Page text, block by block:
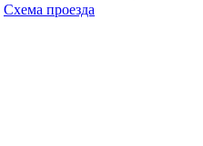
Схема проезда